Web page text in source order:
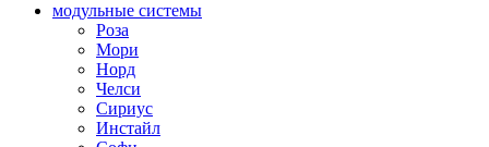
модульные системы
Роза
Мори
Норд
Челси
Сириус
Инстайл